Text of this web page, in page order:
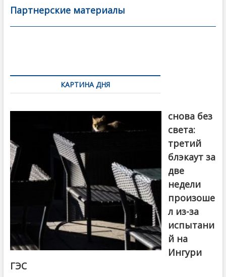
b
o
er l
а
в
Партнерские материалы
по
записямКАРТИНА ДНЯ
снова без
света:
третий
блэкаут за
две
недели
произоше
л из-за
испытани
й на
Ингури
ГЭС